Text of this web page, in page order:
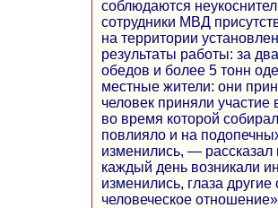
соблюдаются
сотрудники МВД
на территории
результаты работы: за
обедов и более 5 тонн
местные жители: они
человек приняли участие
во время которой
повлияло и на
изменились, —
каждый день возникали
изменились, глаза
человеческое